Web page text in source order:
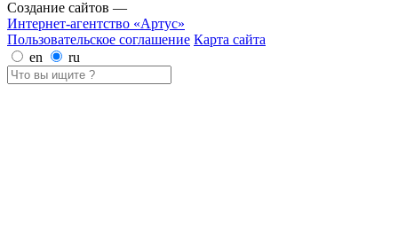
Создание сайтов —
Интернет-агентство «Артус»
Пользовательское соглашение Карта сайта
en
ru